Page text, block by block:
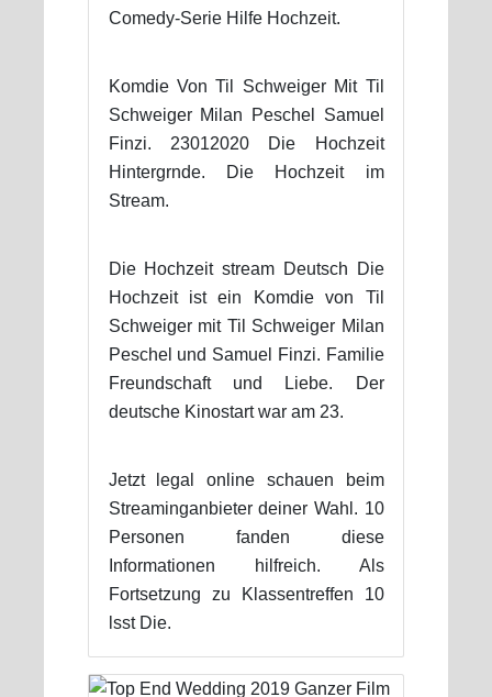
Comedy-Serie Hilfe Hochzeit.
Komdie Von Til Schweiger Mit Til
Schweiger Milan Peschel Samuel
Finzi. 23012020 Die Hochzeit
Hintergrnde. Die Hochzeit im
Stream.
Die Hochzeit stream Deutsch Die
Hochzeit ist ein Komdie von Til
Schweiger mit Til Schweiger Milan
Peschel und Samuel Finzi. Familie
Freundschaft und Liebe. Der
deutsche Kinostart war am 23.
Jetzt legal online schauen beim
Streaminganbieter deiner Wahl. 10
Personen fanden diese
Informationen hilfreich. Als
Fortsetzung zu Klassentreffen 10
lsst Die.